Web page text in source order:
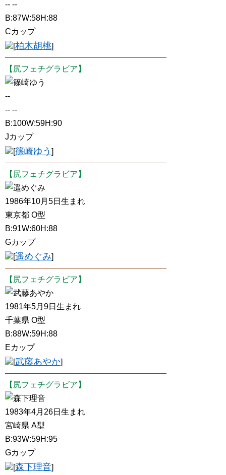
-- --
B:87W:58H:88
Cカップ
[柏木胡桃]
【尻フェチグラビア】
篠崎ゆう
--
-- --
B:100W:59H:90
Jカップ
[篠崎ゆう ]
【尻フェチグラビア】
遥めぐみ
1986年10月5日生まれ
東京都 O型
B:91W:60H:88
Gカップ
[遥めぐみ]
【尻フェチグラビア】
武藤あやか
1981年5月9日生まれ
千葉県 O型
B:88W:59H:88
Eカップ
[武藤あやか]
【尻フェチグラビア】
森下理音
1983年4月26日生まれ
宮崎県 A型
B:93W:59H:95
Gカップ
[森下理音]